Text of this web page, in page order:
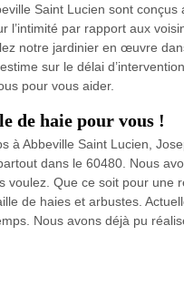
Saint Lucien sont
l’intimité par rapport aux
notre jardinier en œuvre
sur le délai
pour vous aider.
de haie pour vous !
à Abbeville Saint Lucien,
dans le 60480. Nous
voulez. Que ce soit pour
de haies et arbustes.
Nous avons déjà pu